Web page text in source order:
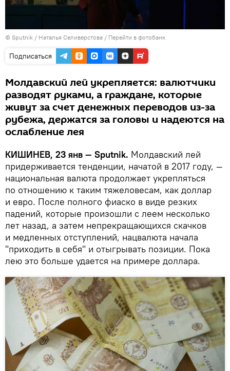
© Sputnik / Наталья Селиверстова / Перейти в фотобанк
Подписаться
Молдавский лей укрепляется: валютчики
разводят руками, а граждане, которые
живут за счет денежных переводов из-за
рубежа, держатся за головы и надеются на
ослабление лея
КИШИНЕВ, 23 янв — Sputnik. Молдавский лей
придерживается тенденции, начатой в 2017 году, —
национальная валюта продолжает укрепляться
по отношению к таким тяжеловесам, как доллар
и евро. После полного фиаско в виде резких
падений, которые произошли с леем несколько
лет назад, а затем непрекращающихся скачков
и медленных отступлений, нацвалюта начала
"приходить в себя" и отыгрывать позиции. Пока
лею это больше удается на примере доллара.